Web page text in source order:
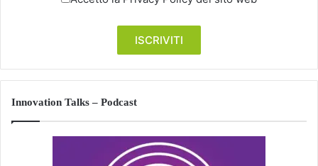
Innovation Talks – Podcast